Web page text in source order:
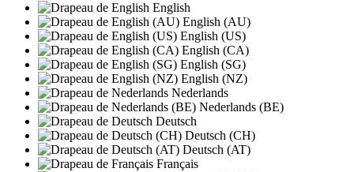
English
English (AU)
English (US)
English (CA)
English (SG)
English (NZ)
Nederlands
Nederlands (BE)
Deutsch
Deutsch (CH)
Deutsch (AT)
Français